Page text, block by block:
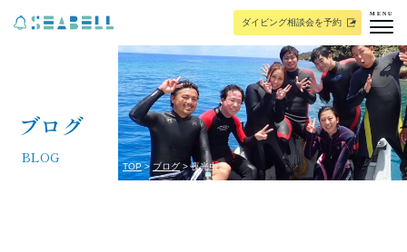
ダイビング相談会を予約
MENU
ブログ
BLOG TOP ブログ 夜光虫